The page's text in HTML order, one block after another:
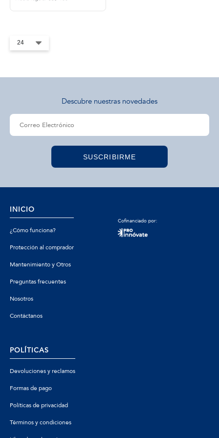
Descubre nuestras novedades
SUSCRIBIRME
INICIO
¿Cómo funciona?
Protección al comprador
Mantenimiento y Otros
Preguntas frecuentes
Nosotros
Contáctanos
Cofinanciado por:
POLÍTICAS
Devoluciones y reclamos
Formas de pago
Políticas de privacidad
Términos y condiciones